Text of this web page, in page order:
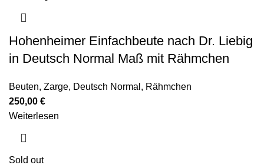
Hohenheimer Einfachbeute nach Dr. Liebig
in Deutsch Normal Maß mit Rähmchen
Beuten, Zarge, Deutsch Normal , Rähmchen
250,00 €
Weiterlesen
Sold out